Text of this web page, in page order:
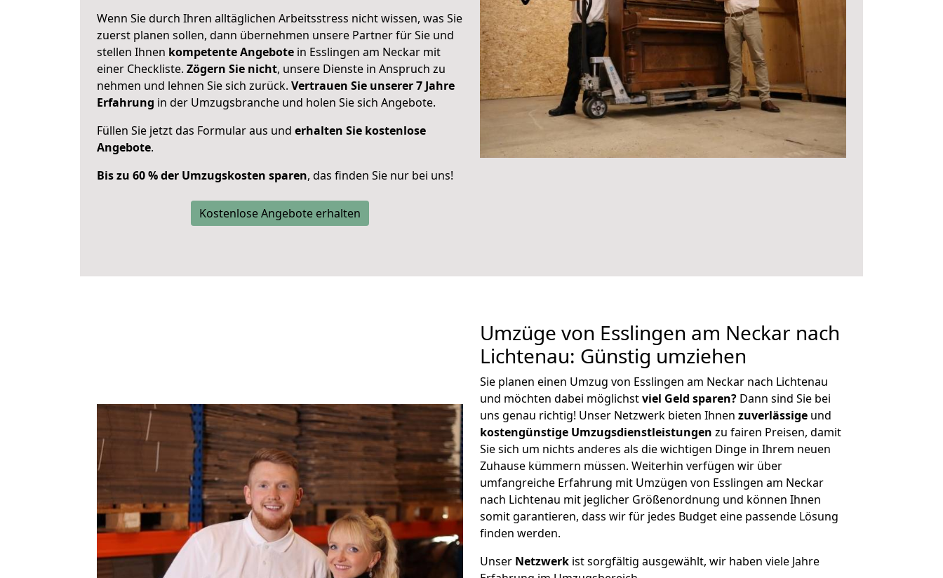
Wenn Sie durch Ihren alltäglichen Arbeitsstress nicht wissen, was Sie
zuerst planen sollen, dann übernehmen unsere Partner für Sie und
stellen Ihnen kompetente Angebote in Esslingen am Neckar mit
einer Checkliste. Zögern Sie nicht, unsere Dienste in Anspruch zu
nehmen und lehnen Sie sich zurück. Vertrauen Sie unserer 7 Jahre
Erfahrung in der Umzugsbranche und holen Sie sich Angebote.
Füllen Sie jetzt das Formular aus und erhalten Sie kostenlose
Angebote.
Bis zu 60 % der Umzugskosten sparen, das finden Sie nur bei uns!
Kostenlose Angebote erhalten
Umzüge von Esslingen am Neckar nach
Lichtenau: Günstig umziehen
Sie planen einen Umzug von Esslingen am Neckar nach Lichtenau
und möchten dabei möglichstviel Geld sparen? Dann sind Sie bei
uns genau richtig! Unser Netzwerk bieten Ihnen zuverlässige und
kostengünstige Umzugsdienstleistungen zu fairen Preisen, damit
Sie sich um nichts anderes als die wichtigen Dinge in Ihrem neuen
Zuhause kümmern müssen. Weiterhin verfügen wir über
umfangreiche Erfahrung mit Umzügen von Esslingen am Neckar
nach Lichtenau mit jeglicher Größenordnung und können Ihnen
somit garantieren, dass wir für jedes Budget eine passende Lösung
finden werden.
Unser Netzwerk ist sorgfältig ausgewählt, wir haben viele Jahre